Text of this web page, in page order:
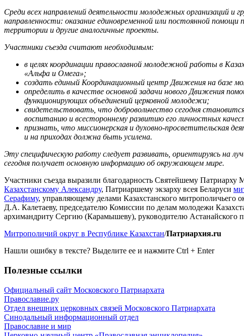
Среди всех направлений деятельности молодежных организаций и
направленности: оказание единовременной или постоянной
территории и другие аналогичные проекты.
Участники съезда считают необходимым:
в целях координации православной молодежной работы в
«Альфа и Омега»;
создать единый Координационный центр Движения на базе
определить в качестве основной задачи нового Движения
функционирующих объединений церковной молодежи;
свидетельствовать, что добровольчество сегодня
воспитанию и всестороннему развитию его личностных
признать, что миссионерская и духовно-просветительская
и на приходах должна быть усилена.
Эту специфическую работу следует развивать, ориентируясь на
сегодня получает основную информацию об окружающем мире.
Участники съезда выразили благодарность Святейшему Патриарху
Казахстанскому Александру, Патриаршему экзарху всея Беларуси
Серафиму, управляющему делами Казахстанского митрополичьего
Д.А. Калетаеву, председателю Комиссии по делам молодежи
архимандриту Сергию (Карамышеву), руководителю Астанайского
Митрополичий округ в Республике Казахстан/Патриархия.ru
Нашли ошибку в тексте? Выделите ее и нажмите Ctrl + Enter
Полезные ссылки
Официальный сайт Московского Патриархата
Православие.ру
Отдел внешних церковных связей Московского Патриархата
Синодальный информационный отдел
Православие и мир